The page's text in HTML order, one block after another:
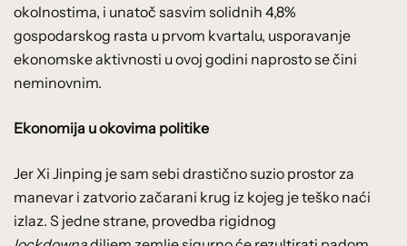
okolnostima, i unatoč sasvim solidnih 4,8%
gospodarskog rasta u prvom kvartalu, usporavanje
ekonomske aktivnosti u ovoj godini naprosto se čini
neminovnim.
Ekonomija u okovima politike
Jer Xi Jinping je sam sebi drastično suzio prostor za
manevar i zatvorio začarani krug iz kojeg je teško naći
izlaz. S jedne strane, provedba rigidnog